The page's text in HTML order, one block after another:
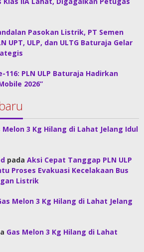
Pasokan Listrik, PT Semen
UPT, ULP, dan ULTG Baturaja Gelar
116: PLN ULP Baturaja Hadirkan
2026”
Melon 3 Kg Hilang di Lahat Jelang Idul
pada Aksi Cepat Tanggap PLN ULP
Proses Evakuasi Kecelakaan Bus
Listrik
Melon 3 Kg Hilang di Lahat Jelang
Gas Melon 3 Kg Hilang di Lahat